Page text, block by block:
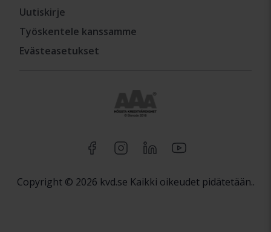
Uutiskirje
Työskentele kanssamme
Evästeasetukset
Copyright © 2026 kvd.se Kaikki oikeudet pidätetään..